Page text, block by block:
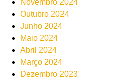
Novembro 2024
Outubro 2024
Junho 2024
Maio 2024
Abril 2024
Março 2024
Dezembro 2023